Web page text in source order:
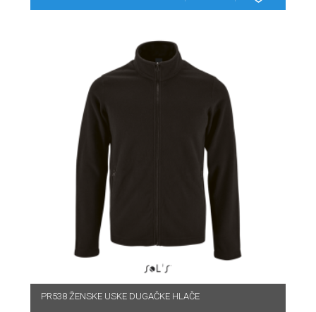
PR538 ŽENSKE USKE DUGAČKE HLAČE